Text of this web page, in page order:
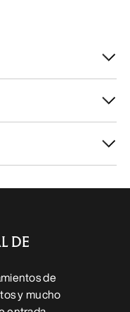
DE
de
y mucho